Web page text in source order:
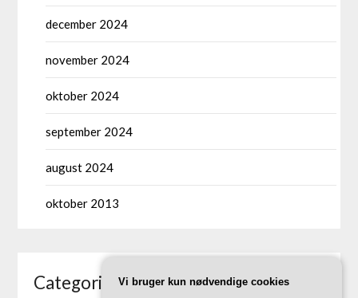
december 2024
november 2024
oktober 2024
september 2024
august 2024
oktober 2013
CategoriesVi bruger kun nødvendige cookies